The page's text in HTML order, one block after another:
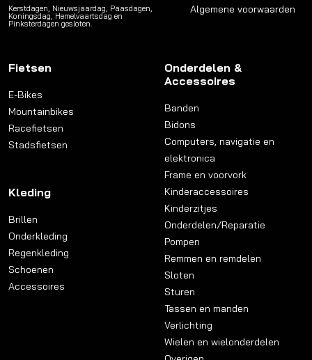
Kerstdagen, Nieuwsjaardag, Paasdagen,
Koningsdag, Hemelvaartsdag en
Pinksterdagen gesloten.
Algemene voorwaarden
Fietsen
E-Bikes
Mountainbikes
Racefietsen
Stadsfietsen
Kleding
Brillen
Onderkleding
Regenkleding
Schoenen
Accessoires
Onderdelen &
Accessoires
Banden
Bidons
Computers, navigatie en
elektronica
Frame en voorvork
Kinderaccessoires
Kinderzitjes
Onderdelen/Reparatie
Pompen
Remmen en remdelen
Sloten
Sturen
Tassen en manden
Verlichting
Wielen en wielonderdelen